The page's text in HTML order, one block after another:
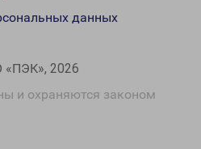
2026
и охраняются законом
данных